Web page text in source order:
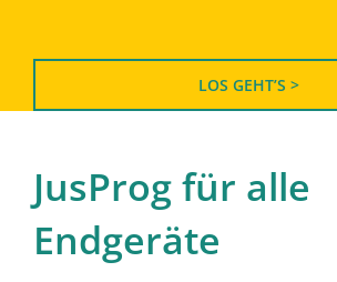
LOS GEHT’S >
JusProg für alle
Endgeräte